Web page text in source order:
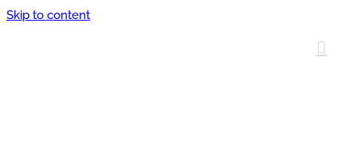
Skip to content